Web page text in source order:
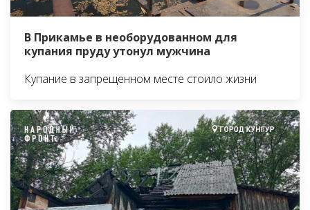
В Прикамье в необорудованном для
купания пруду утонул мужчина
Купание в запрещенном месте стоило жизни